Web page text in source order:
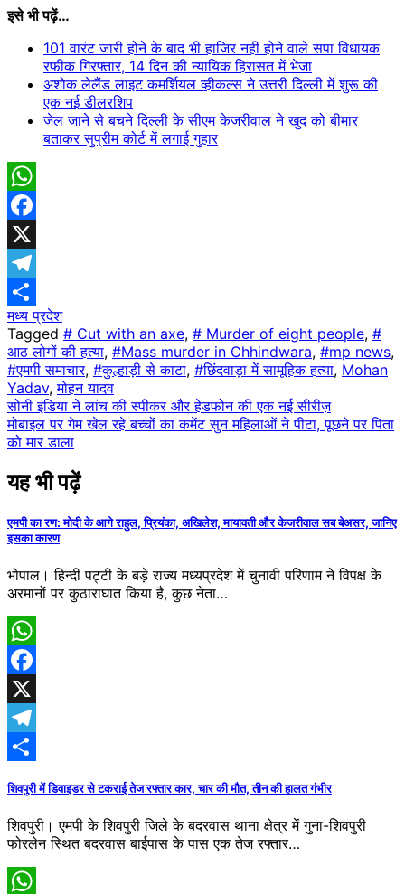
इसे भी पढ़ें…
101 वारंट जारी होने के बाद भी हाजिर नहीं होने वाले सपा विधायक
रफीक गिरफ्तार, 14 दिन की न्यायिक हिरासत में भेजा
अशोक लेलैंड लाइट कमर्शियल व्हीकल्स ने उत्तरी दिल्ली में शुरू की
एक नई डीलरशिप
जेल जाने से बचने दिल्ली के सीएम केजरीवाल ने खुद को बीमार
बताकर सुप्रीम कोर्ट में लगाई गुहार
WhatsApp
Facebook
X
Telegram
Share
मध्य प्रदेश
Tagged # Cut with an axe, # Murder of eight people, #
आठ लोगों की हत्या, #Mass murder in Chhindwara, #mp news,
#एमपी समाचार, #कुल्हाड़ी से काटा, #छिंदवाड़ा में सामूहिक हत्या, Mohan
Yadav,मोहन यादव
Post
navigation
सोनी इंडिया ने लांच की स्पीकर और हेडफोन की एक नई सीरीज़
मोबाइल पर गेम खेल रहे बच्चों का कमेंट सुन महिलाओं ने पीटा, पूछने पर पिता
को मार डाला
यह भी पढ़ें
एमपी का रण: मोदी के आगे राहुल, प्रियंका, अखिलेश, मायावती और केजरीवाल सब बेअसर, जानिए
इसका कारण
भोपाल। हिन्दी पट्टी के बड़े राज्य मध्यप्रदेश में चुनावी परिणाम ने विपक्ष के
अरमानों पर कुठाराघात किया है, कुछ नेता…
WhatsApp
Facebook
X
Telegram
शिवपुरी में डिवाइडर से टकराई तेज रफ्तार कार, चार की मौत, तीन की हालत गंभीर
शिवपुरी। एमपी के शिवपुरी जिले के बदरवास थाना क्षेत्र में गुना-शिवपुरी
फोरलेन स्थित बदरवास बाईपास के पास एक तेज रफ्तार…